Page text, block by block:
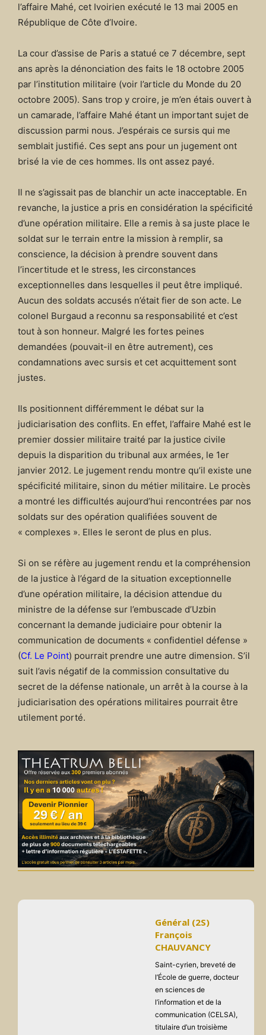
l’affaire Mahé, cet Ivoirien exécuté le 13 mai 2005 en
République de Côte d’Ivoire.
La cour d’assise de Paris a statué ce 7 décembre, sept
ans après la dénonciation des faits le 18 octobre 2005
par l’institution militaire (voir l’article du Monde du 20
octobre 2005). Sans trop y croire, je m’en étais ouvert à
un camarade, l’affaire Mahé étant un important sujet de
discussion parmi nous. J’espérais ce sursis qui me
semblait justifié. Ces sept ans pour un jugement ont
brisé la vie de ces hommes. Ils ont assez payé.
Il ne s’agissait pas de blanchir un acte inacceptable. En
revanche, la justice a pris en considération la spécificité
d’une opération militaire. Elle a remis à sa juste place le
soldat sur le terrain entre la mission à remplir, sa
conscience, la décision à prendre souvent dans
l’incertitude et le stress, les circonstances
exceptionnelles dans lesquelles il peut être impliqué.
Aucun des soldats accusés n’était fier de son acte. Le
colonel Burgaud a reconnu sa responsabilité et c’est
tout à son honneur. Malgré les fortes peines
demandées (pouvait-il en être autrement), ces
condamnations avec sursis et cet acquittement sont
justes.
Ils positionnent différemment le débat sur la
judiciarisation des conflits. En effet, l’affaire Mahé est le
premier dossier militaire traité par la justice civile
depuis la disparition du tribunal aux armées, le 1er
janvier 2012. Le jugement rendu montre qu’il existe une
spécificité militaire, sinon du métier militaire. Le procès
a montré les difficultés aujourd’hui rencontrées par nos
soldats sur des opération qualifiées souvent de
« complexes ». Elles le seront de plus en plus.
Si on se réfère au jugement rendu et la compréhension
de la justice à l’égard de la situation exceptionnelle
d’une opération militaire, la décision attendue du
ministre de la défense sur l’embuscade d’Uzbin
concernant la demande judiciaire pour obtenir la
communication de documents « confidentiel défense »
(Cf. Le Point) pourrait prendre une autre dimension. S’il
suit l’avis négatif de la commission consultative du
secret de la défense nationale, un arrêt à la course à la
judiciarisation des opérations militaires pourrait être
utilement porté.
Général (2S)
François
CHAUVANCY
Saint-cyrien, breveté de
l’École de guerre, docteur
en sciences de
l’information et de la
communication (CELSA),
titulaire d’un troisième